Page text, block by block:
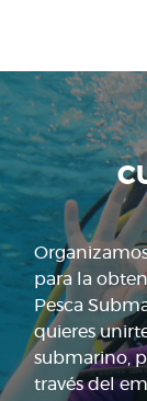
para la
Pesca
quieres
submarino,
través del